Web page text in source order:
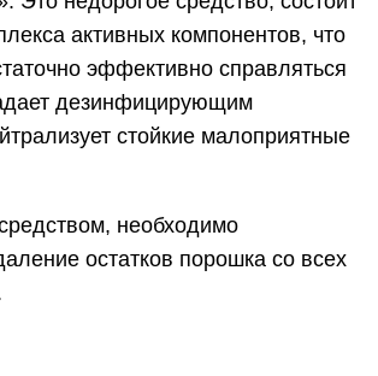
активных компонентов, что
эффективно справляться
дезинфицирующим
стойкие малоприятные
необходимо
остатков порошка со всех